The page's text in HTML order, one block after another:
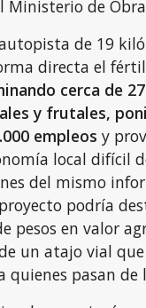
Ministerio de
de 19
directa el
cerca de
y frutales,
empleos y
local difícil
del mismo
podría
pesos en valor
un atajo vial
quienes pasan de